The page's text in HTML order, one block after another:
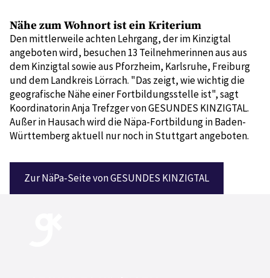
Nähe zum Wohnort ist ein Kriterium
Den mittlerweile achten Lehrgang, der im Kinzigtal
angeboten wird, besuchen 13 Teilnehmerinnen aus aus
dem Kinzigtal sowie aus Pforzheim, Karlsruhe, Freiburg
und dem Landkreis Lörrach. "Das zeigt, wie wichtig die
geografische Nähe einer Fortbildungsstelle ist", sagt
Koordinatorin Anja Trefzger von GESUNDES KINZIGTAL.
Außer in Hausach wird die Näpa-Fortbildung in Baden-
Württemberg aktuell nur noch in Stuttgart angeboten.
Zur NäPa-Seite von GESUNDES KINZIGTAL